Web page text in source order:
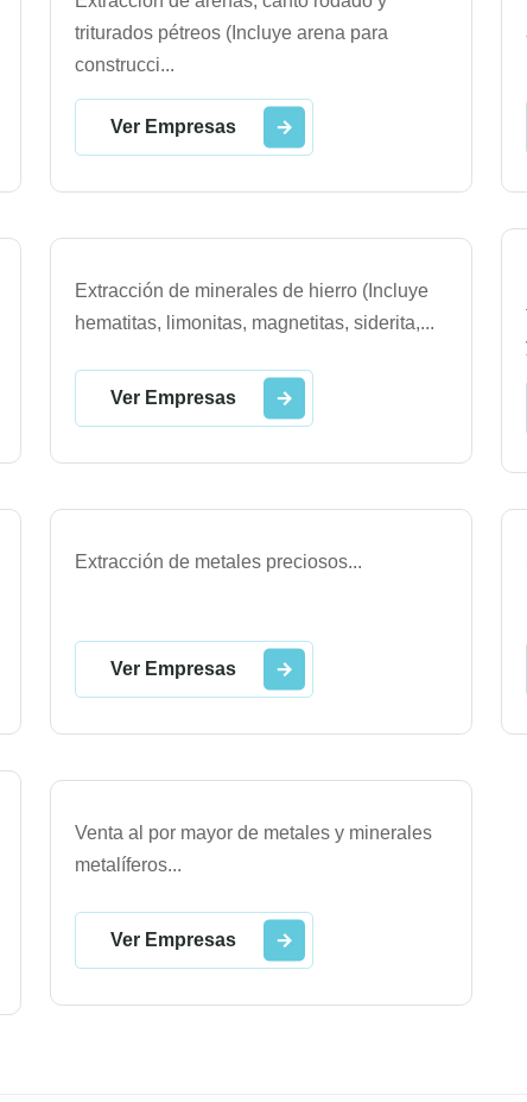
triturados pétreos (Incluye arena para
construcci...
Ver Empresas
Extracción de minerales de hierro (Incluye
hematitas, limonitas, magnetitas, siderita,...
Ver Empresas
Extracción de metales preciosos...
Ver Empresas
Venta al por mayor de metales y minerales
metalíferos...
Ver Empresas